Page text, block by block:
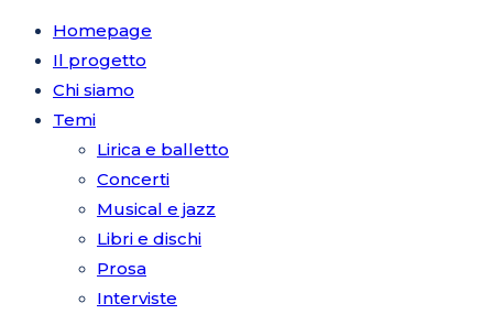
Homepage
Il progetto
Chi siamo
Temi
Lirica e balletto
Concerti
Musical e jazz
Libri e dischi
Prosa
Interviste